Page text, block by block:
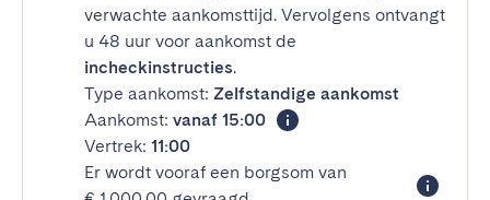
verwachte aankomsttijd. Vervolgens ontvangt
u 48 uur voor aankomst de
incheckinstructies.
Type aankomst: Zelfstandige aankomst
Aankomst: vanaf 15:00
Vertrek: 11:00
Er wordt vooraf een borgsom van